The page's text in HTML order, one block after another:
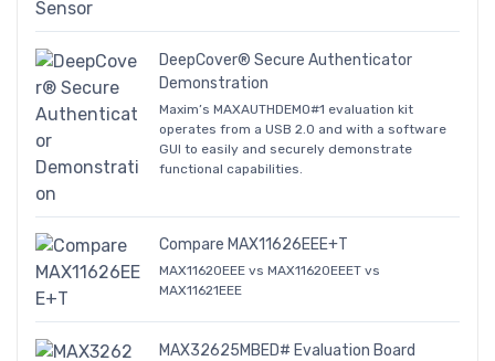
DeepCover® Secure Authenticator
Demonstration
Maxim’s MAXAUTHDEMO#1 evaluation kit
operates from a USB 2.0 and with a software
GUI to easily and securely demonstrate
functional capabilities.
Compare MAX11626EEE+T
MAX11620EEE vs MAX11620EEET vs
MAX11621EEE
MAX32625MBED# Evaluation Board